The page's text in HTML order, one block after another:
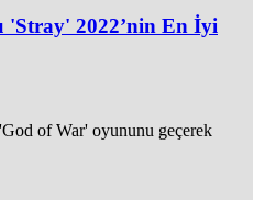
'Stray' 2022’nin En İyi
of War' oyununu geçerek